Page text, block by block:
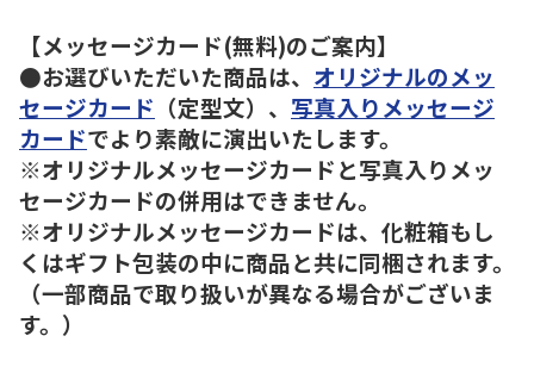
【メッセージカード(無料)のご案内】
●お選びいただいた商品は、 オリジナルのメッ
セージカード （定型文）、 写真入りメッセージ
カードでより素敵に演出いたします。
※オリジナルメッセージカードと写真入りメッ
セージカードの併用はできません。
※オリジナルメッセージカードは、化粧箱もし
くはギフト包装の中に商品と共に同梱されます。
（一部商品で取り扱いが異なる場合がございま
す。）